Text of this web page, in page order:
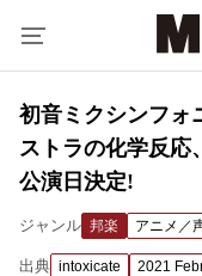
初音ミクシンフ
ストラの化学反応
公演日決定!
ジャンル 邦楽 アニメ／
出典 intoxicate 2021